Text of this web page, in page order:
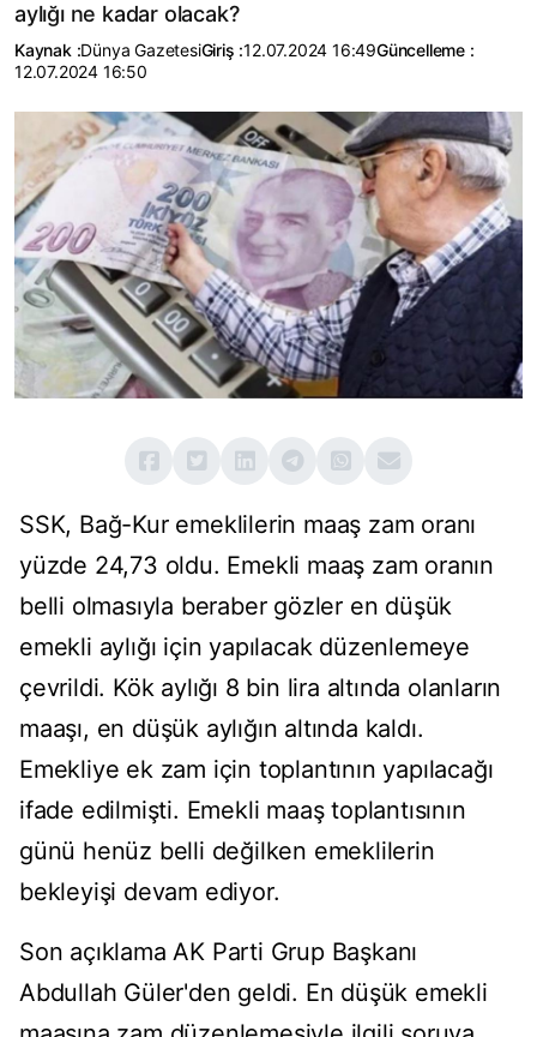
aylığı ne kadar olacak?
Kaynak :Dünya GazetesiGiriş :12.07.2024 16:49Güncelleme :
12.07.2024 16:50
SSK, Bağ-Kur emeklilerin maaş zam oranı
yüzde 24,73 oldu. Emekli maaş zam oranın
belli olmasıyla beraber gözler en düşük
emekli aylığı için yapılacak düzenlemeye
çevrildi. Kök aylığı 8 bin lira altında olanların
maaşı, en düşük aylığın altında kaldı.
Emekliye ek zam için toplantının yapılacağı
ifade edilmişti. Emekli maaş toplantısının
günü henüz belli değilken emeklilerin
bekleyişi devam ediyor.
Son açıklama AK Parti Grup Başkanı
Abdullah Güler'den geldi. En düşük emekli